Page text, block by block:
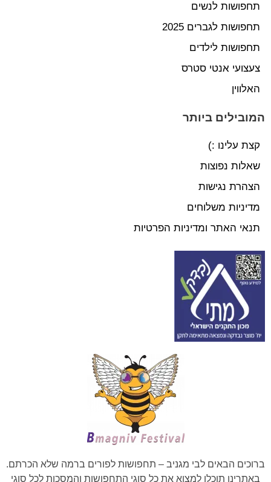
תחפושות לנשים
תחפושות לגברים 2025
תחפושות לילדים
צעצועי אנטי סטרס
האלווין
המובילים ביותר
קצת עלינו :)
שאלות נפוצות
הצהרת נגישות
מדיניות משלוחים
תנאי האתר ומדיניות הפרטיות
ברוכים הבאים לבי מגניב – תחפושות לפורים ברמה שלא הכרתם.
באתרינו תוכלו למצוא את כל סוגי התחפושות והמסכות לכל סוגי